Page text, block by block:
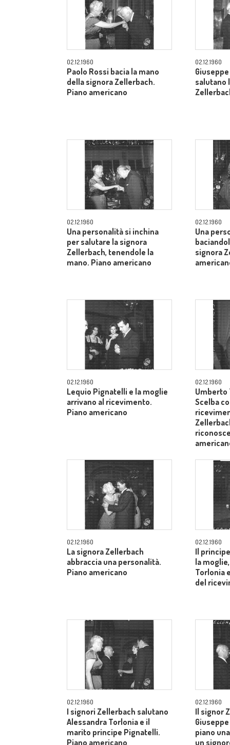
02.12.1960
Paolo Rossi bacia la mano
della signora Zellerbach.
Piano americano
02.12.1960
salutano
02.12.1960
Una personalità si inchina
per salutare la signora
Zellerbach, tenendole la
mano. Piano americano
02.12.1960
Una
signora
02.12.1960
Lequio Pignatelli e la moglie
arrivano al ricevimento.
Piano americano
02.12.1960
Umberto
Scelba
02.12.1960
La signora Zellerbach
abbraccia una personalità.
Piano americano
02.12.1960
Il
la
Torlonia
del
02.12.1960
I signori Zellerbach salutano
Alessandra Torlonia e il
marito principe Pignatelli.
Piano americano
02.12.1960
Il signor
piano
un